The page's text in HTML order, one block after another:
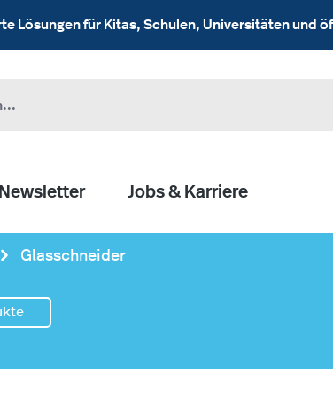
Lösungen für Kitas, Schulen, Universitäten und
Newsletter Jobs & Karriere
Glasschneider